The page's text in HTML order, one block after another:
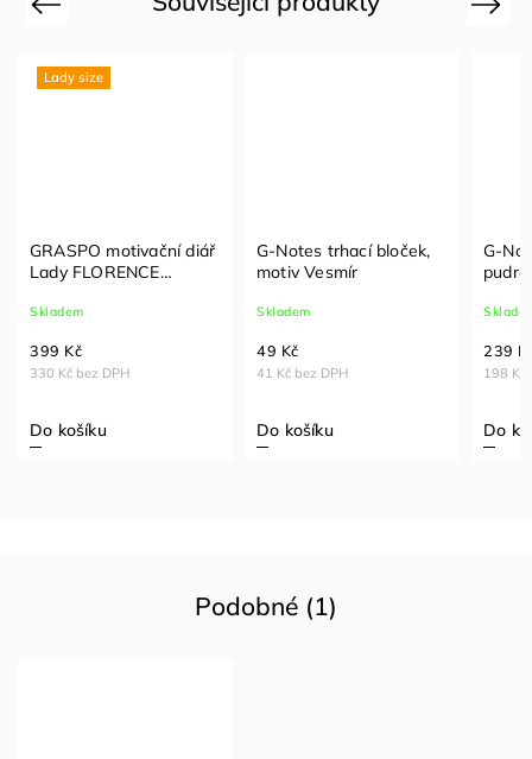
Lady size
GRASPO motivační diář
Lady FLORENCE
Skladem
330 Kč bez DPH
399 Kč
Do košíku
G-Notes trhací bloček,
motiv Vesmír
Skladem
41 Kč bez DPH
49 Kč
Do košíku
G-
198 Kč
239
Do
Podobné (1)